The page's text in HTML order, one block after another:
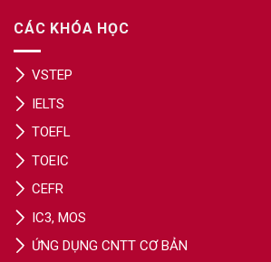
CÁC KHÓA HỌC
VSTEP
ỨNG DỤNG CNTT CƠ BẢN
IC3, MOS
IELTS
TOEFL
TOEIC
CEFR